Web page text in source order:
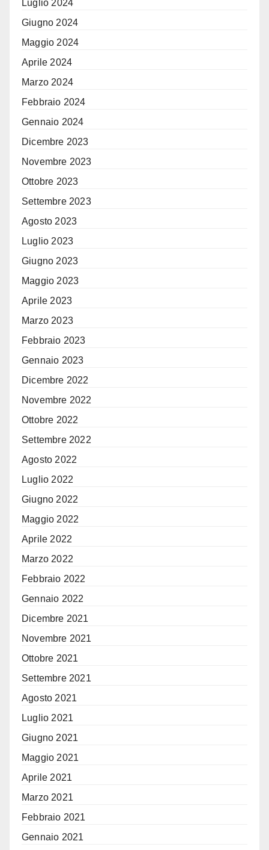
Luglio 2024
Giugno 2024
Maggio 2024
Aprile 2024
Marzo 2024
Febbraio 2024
Gennaio 2024
Dicembre 2023
Novembre 2023
Ottobre 2023
Settembre 2023
Agosto 2023
Luglio 2023
Giugno 2023
Maggio 2023
Aprile 2023
Marzo 2023
Febbraio 2023
Gennaio 2023
Dicembre 2022
Novembre 2022
Ottobre 2022
Settembre 2022
Agosto 2022
Luglio 2022
Giugno 2022
Maggio 2022
Aprile 2022
Marzo 2022
Febbraio 2022
Gennaio 2022
Dicembre 2021
Novembre 2021
Ottobre 2021
Settembre 2021
Agosto 2021
Luglio 2021
Giugno 2021
Maggio 2021
Aprile 2021
Marzo 2021
Febbraio 2021
Gennaio 2021